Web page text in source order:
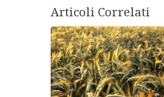
Articoli Correlati